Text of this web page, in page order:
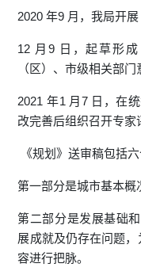
2020 年9 月，我局开展
12 月9 日，起草形
（区）、市级相关部门
2021 年1 月7 日，在
改完善后组织召开专家
《规划》送审稿包括六
第一部分是城市基本概
第二部分是发展基础
展成就及仍存在问题，
容进行把脉。